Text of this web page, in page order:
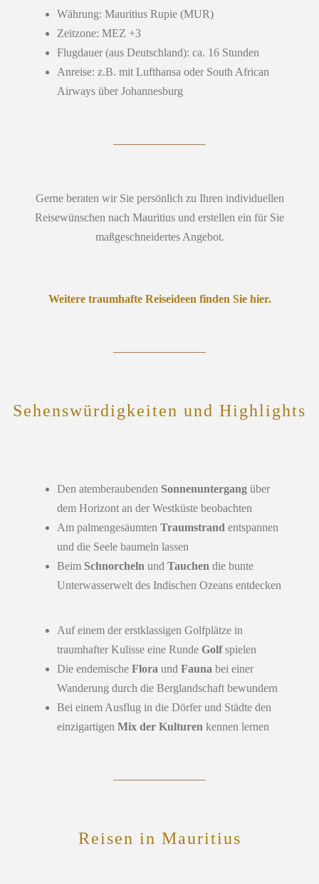
Währung: Mauritius Rupie (MUR)
Zeitzone: MEZ +3
Flugdauer (aus Deutschland): ca. 16 Stunden
Anreise: z.B. mit Lufthansa oder South African
Airways über Johannesburg
Gerne beraten wir Sie persönlich zu Ihren individuellen
Reisewünschen nach Mauritius und erstellen ein für Sie
maßgeschneidertes Angebot.
Weitere traumhafte Reiseideen finden Sie hier.
Sehenswürdigkeiten und Highlights
Den atemberaubenden Sonnenuntergang über
dem Horizont an der Westküste beobachten
Am palmengesäumten Traumstrand entspannen
und die Seele baumeln lassen
Beim Schnorcheln und Tauchen die bunte
Unterwasserwelt des Indischen Ozeans entdecken
Auf einem der erstklassigen Golfplätze in
traumhafter Kulisse eine Runde Golfspielen
Die endemische Flora und Fauna bei einer
Wanderung durch die Berglandschaft bewundern
Bei einem Ausflug in die Dörfer und Städte den
einzigartigen Mix der Kulturen kennen lernen
Reisen in Mauritius